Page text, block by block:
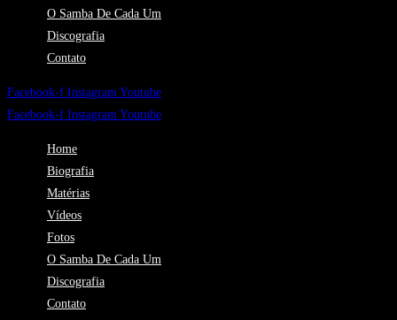
O Samba De Cada Um
Discografia
Contato
Facebook-f Instagram Youtube
Facebook-f Instagram Youtube
Home
Biografia
Matérias
Vídeos
Fotos
O Samba De Cada Um
Discografia
Contato